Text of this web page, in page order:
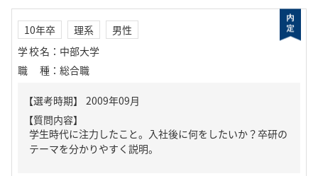
10年卒 理系
男性
学校名 ： 中部大学
職種 ： 総合職
【質問内容】
学生時代に注力したこと。入社後に何をしたいか？卒研の
テーマを分かりやすく説明。